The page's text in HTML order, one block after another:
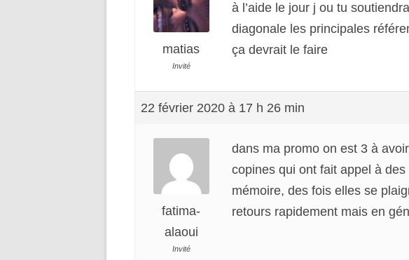
matias
Invité
à l’aide le jour j ou tu
diagonale les principales
ça devrait le faire
22 février 2020 à 17 h 26 min
fatima-
alaoui
Invité
dans ma promo on est 3 à avoir
copines qui ont fait appel à
mémoire, des fois elles se
retours rapidement mais en